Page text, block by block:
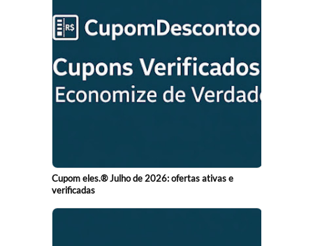
Cupom eles.® Julho de 2026: ofertas ativas e
verificadas